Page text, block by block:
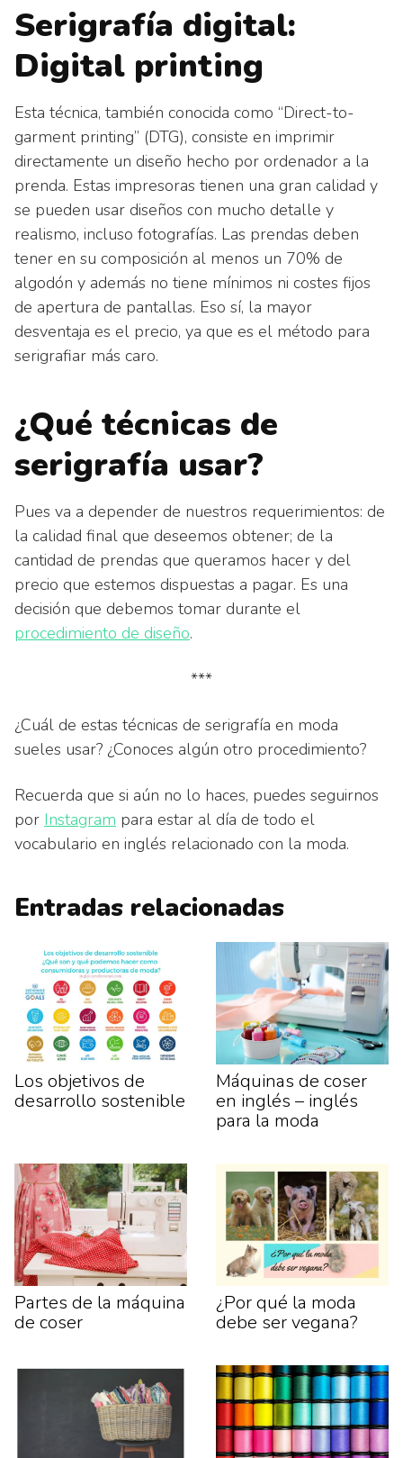
Serigrafía digital:
Digital printing
Esta técnica, también conocida como “Direct-to-
garment printing” (DTG), consiste en imprimir
directamente un diseño hecho por ordenador a la
prenda. Estas impresoras tienen una gran calidad y
se pueden usar diseños con mucho detalle y
realismo, incluso fotografías. Las prendas deben
tener en su composición al menos un 70% de
algodón y además no tiene mínimos ni costes fijos
de apertura de pantallas. Eso sí, la mayor
desventaja es el precio, ya que es el método para
serigrafiar más caro.
¿Qué técnicas de
serigrafía usar?
Pues va a depender de nuestros requerimientos: de
la calidad final que deseemos obtener; de la
cantidad de prendas que queramos hacer y del
precio que estemos dispuestas a pagar. Es una
decisión que debemos tomar durante el
procedimiento de diseño.
***
¿Cuál de estas técnicas de serigrafía en moda
sueles usar? ¿Conoces algún otro procedimiento?
Recuerda que si aún no lo haces, puedes seguirnos
por Instagram para estar al día de todo el
vocabulario en inglés relacionado con la moda.
Entradas relacionadas
Los objetivos de
desarrollo sostenible
Máquinas de coser
en inglés – inglés
para la moda
Partes de la máquina
de coser
¿Por qué la moda
debe ser vegana?